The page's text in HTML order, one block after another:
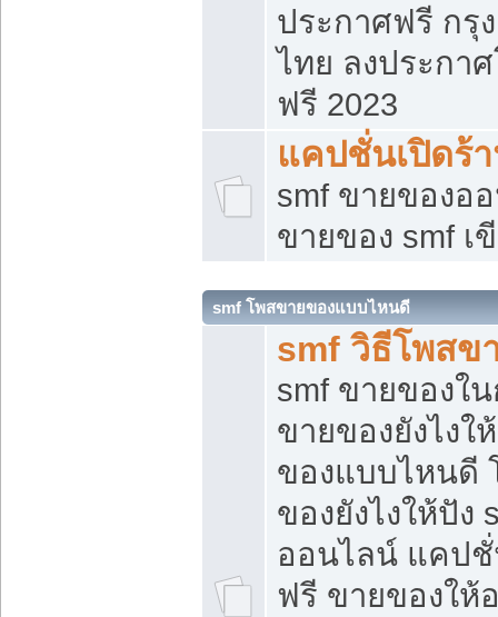
ประกาศฟรี กรุ
ไทย ลงประกา
ฟรี 2023
แคปชั่นเปิดร้
smf ขายของอ
ขายของ smf เ
smf โพสขายของแบบไหนดี
smf วิธีโพสข
smf ขายของใ
ขายของยังไง
ของแบบไหนดี
ของยังไงให้ปั
ออนไลน์ แคป
ฟรี ขายของให้